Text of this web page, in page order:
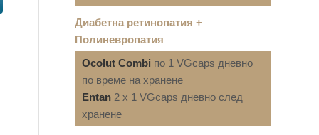
Диабетна ретинопатия +
Полиневропатия
Ocolut Combi по 1 VGcaps дневно
по време на хранене
Entan 2 x 1 VGcaps дневно след
хранене